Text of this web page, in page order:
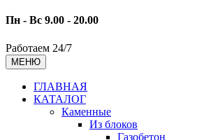
Пн - Вс 9.00 - 20.00
Работаем 24/7
МЕНЮ
ГЛАВНАЯ
КАТАЛОГ
Каменные
Из блоков
Газобетон